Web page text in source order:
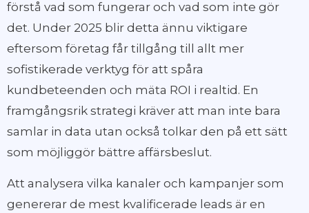
förstå vad som fungerar och vad som inte gör
det. Under 2025 blir detta ännu viktigare
eftersom företag får tillgång till allt mer
sofistikerade verktyg för att spåra
kundbeteenden och mäta ROI i realtid. En
framgångsrik strategi kräver att man inte bara
samlar in data utan också tolkar den på ett sätt
som möjliggör bättre affärsbeslut.
Att analysera vilka kanaler och kampanjer som
genererar de mest kvalificerade leads är en